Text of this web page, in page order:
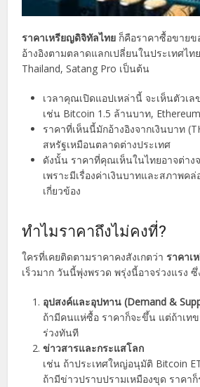
ราคาเหรียญดิจิทัลไทย ก็คือราคาซื้อขาย
อ้างอิงตามตลาดแลกเปลี่ยนในประเทศไท
Thailand, Satang Pro เป็นต้น
เวลาคุณเปิดแอปเหล่านี้ จะเห็นตัวเ
เช่น Bitcoin 1.5 ล้านบาท,
ราคาที่เห็นนี้มักอ้างอิงจากเงินบาท
สหรัฐเหมือนตลาดต่างประเทศ
ดังนั้น ราคาที่คุณเห็นในไทยอาจต่าง
เพราะมีเรื่องค่าเงินบาทและสภาพค
เกี่ยวข้อง
ทำไมราคาถึงไม่คงที่?
ใครที่เคยติดตามราคาคงสังเกตว่าราคาเ
เร็วมาก วันนี้พุ่งพรวด พรุ่งนี้อาจร่วงแรง
อุปสงค์และอุปทาน (Demand &
ถ้ามีคนแห่ซื้อ ราคาก็จะขึ้น แต่ถ้าเท
ร่วงทันที
ข่าวสารและกระแสโลก
เช่น ถ้าประเทศใหญ่อนุมัติ Bitcoin
ถ้ามีข่าวปราบปรามเหมืองขุด ราคาก็